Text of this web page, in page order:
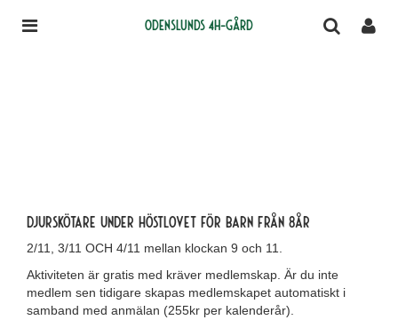
Odenslunds 4H-gård
Djurskötare under höstlovet för barn från 8år
2/11, 3/11 OCH 4/11 mellan klockan 9 och 11.
Aktiviteten är gratis med kräver medlemskap. Är du inte
medlem sen tidigare skapas medlemskapet automatiskt i
samband med anmälan (255kr per kalenderår).